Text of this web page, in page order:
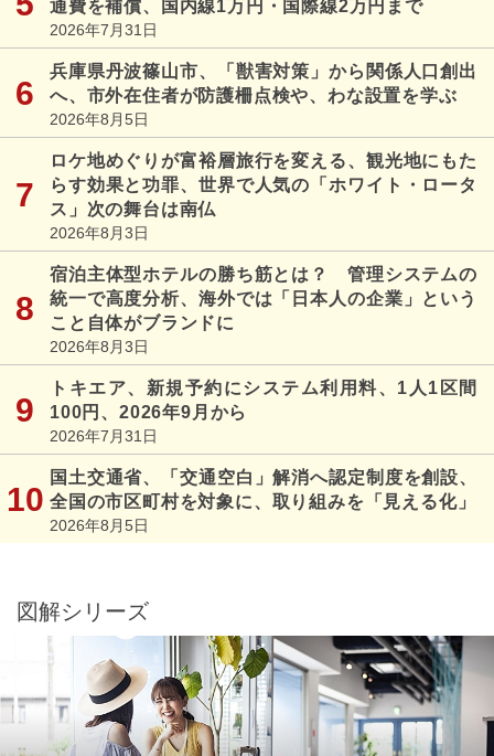
通費を補償、国内線1万円・国際線2万円まで
2026年7月31日
兵庫県丹波篠山市、「獣害対策」から関係人口創出
へ、市外在住者が防護柵点検や、わな設置を学ぶ
2026年8月5日
ロケ地めぐりが富裕層旅行を変える、観光地にもた
らす効果と功罪、世界で人気の「ホワイト・ロータ
ス」次の舞台は南仏
2026年8月3日
宿泊主体型ホテルの勝ち筋とは？ 管理システムの
統一で高度分析、海外では「日本人の企業」という
こと自体がブランドに
2026年8月3日
トキエア、新規予約にシステム利用料、1人1区間
100円、2026年9月から
2026年7月31日
国土交通省、「交通空白」解消へ認定制度を創設、
全国の市区町村を対象に、取り組みを「見える化」
2026年8月5日
図解シリーズ